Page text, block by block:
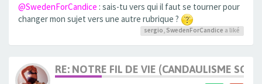
@SwedenForCandice : sais-tu vers qui il faut se tourner pour
changer mon sujet vers une autre rubrique ?
sergio, SwedenForCandice a liké
RE: NOTRE FIL DE VIE (CANDAULISME